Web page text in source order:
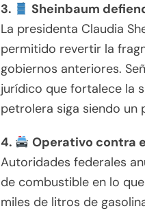
3.
Sheinbaum
La presidenta Claudia
permitido revertir la
gobiernos anteriores.
jurídico que fortalece la
petrolera siga siendo un
4.
Operativo contra
Autoridades federales
de combustible en lo
miles de litros de